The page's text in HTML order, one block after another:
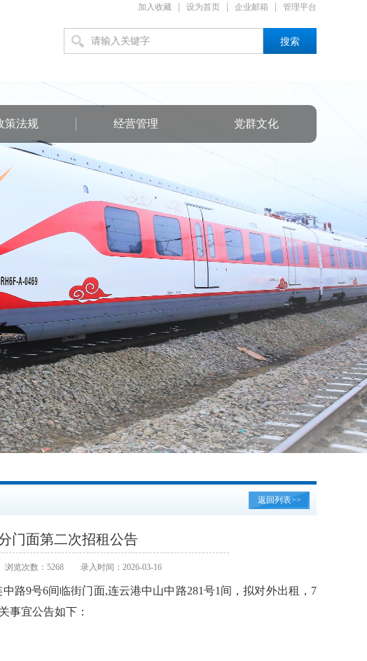
加入收藏 设为首页 企业邮箱 管理平台
搜索
策法规 经营管理 党群文化
返回列表>>
门面第二次招租公告
浏览次数：5268 录入时间：2026-03-16
中路9号6间临街门面,连云港中山中路281号1间，拟对外出租，7
事宜公告如下：